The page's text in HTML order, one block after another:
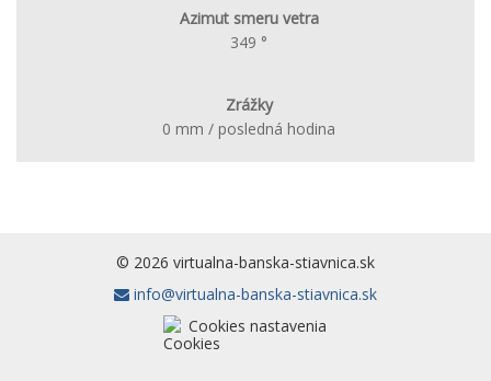
Azimut smeru vetra
349 °
Zrážky
0 mm / posledná hodina
© 2026 virtualna-banska-stiavnica.sk
info@virtualna-banska-stiavnica.sk
Cookies nastavenia